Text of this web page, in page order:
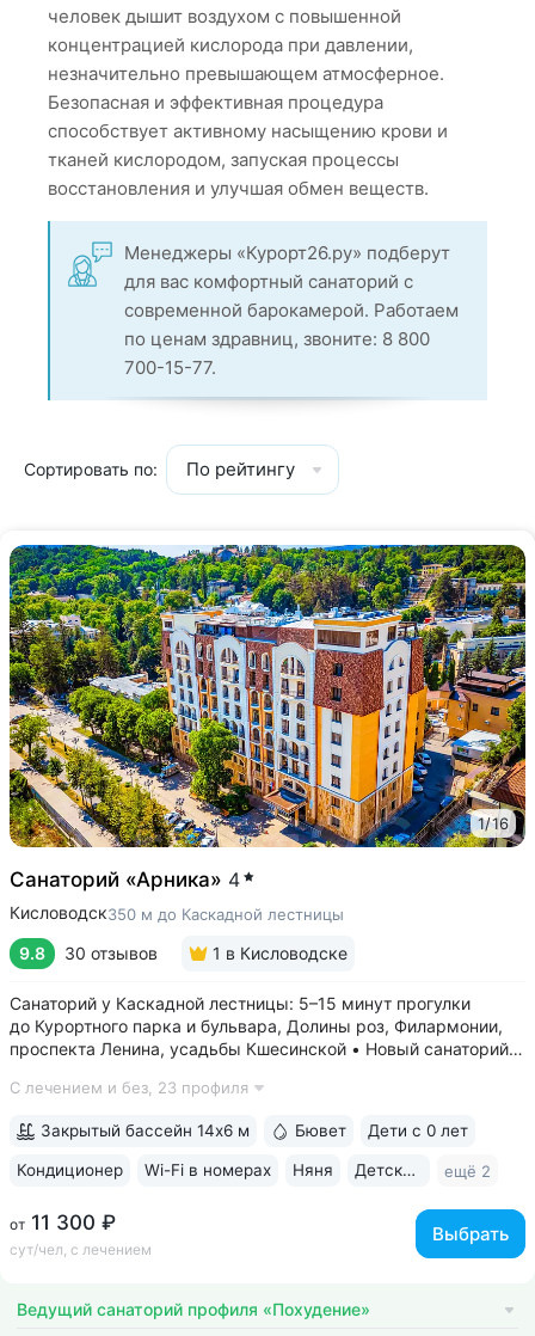
человек дышит воздухом с повышенной
концентрацией кислорода при давлении,
незначительно превышающем атмосферное.
Безопасная и эффективная процедура
способствует активному насыщению крови и
тканей кислородом, запуская процессы
восстановления и улучшая обмен веществ.
Менеджеры «Курорт26.ру» подберут
для вас комфортный санаторий с
современной барокамерой. Работаем
по ценам здравниц, звоните: 8 800
700-15-77.
Сортировать по: По рейтингу
1/16
Санаторий «Арника» 4
Кисловодск350 м до Каскадной лестницы
9.8 30 отзывов 1 в Кисловодске
Санаторий у Каскадной лестницы: 5–15 минут прогулки
до Курортного парка и бульвара, Долины роз, Филармонии,
проспекта Ленина, усадьбы Кшесинской • Новый санаторий,
положительные. Многие гости отмечают, что санаторий
С лечением и без, 23 профиля
от 11 300 ₽
сут/чел, с лечением
Выбрать
Закрытый бассейн 14х6 м Бювет Дети с 0 лет
Кондиционер Wi-Fi в номерах Няня Детская комната ещё 2
Ведущий санаторий профиля «Похудение»